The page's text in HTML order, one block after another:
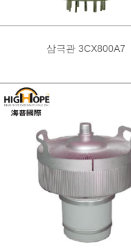
삼극관 3CX800A7